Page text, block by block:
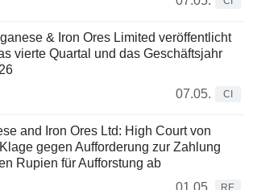
& Iron Ores Limited veröffentlicht
vierte Quartal und das Geschäftsjahr
07.05.
CI
and Iron Ores Ltd: High Court von
gegen Aufforderung zur Zahlung
Rupien für Aufforstung ab
01.05.
RE